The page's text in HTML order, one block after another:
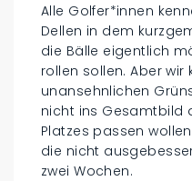
Alle Golfer*innen
Dellen in dem
die Bälle eigentlich
rollen sollen. Aber
unansehnlichen
nicht ins Gesamtbild
Platzes passen
die nicht
zwei Wochen.